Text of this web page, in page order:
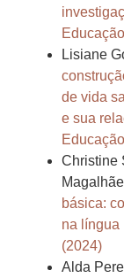
Lisiane
de vida
e sua
Christine
básica:
na língua
(2024)
Alda